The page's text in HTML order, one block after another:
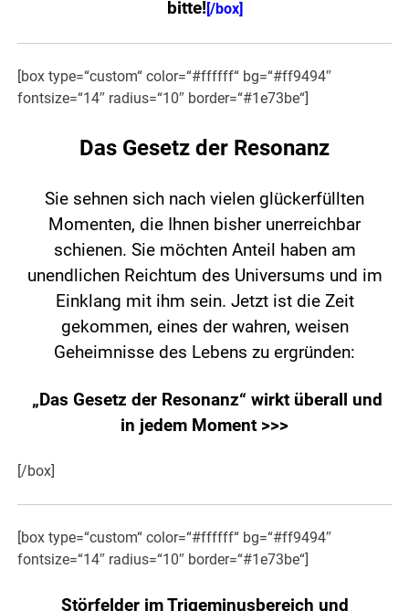
bitte! [/box]
[box type=“custom“ color=“#ffffff“ bg=“#ff9494″
fontsize=“14″ radius=“10″ border=“#1e73be“]
Das Gesetz der Resonanz
Sie sehnen sich nach vielen glückerfüllten
Momenten, die Ihnen bisher unerreichbar
schienen. Sie möchten Anteil haben am
unendlichen Reichtum des Universums und im
Einklang mit ihm sein. Jetzt ist die Zeit
gekommen, eines der wahren, weisen
Geheimnisse des Lebens zu ergründen:
„Das Gesetz der Resonanz“ wirkt überall und
in jedem Moment >>>
[/box]
[box type=“custom“ color=“#ffffff“ bg=“#ff9494″
fontsize=“14″ radius=“10″ border=“#1e73be“]
Störfelder im Trigeminusbereich und